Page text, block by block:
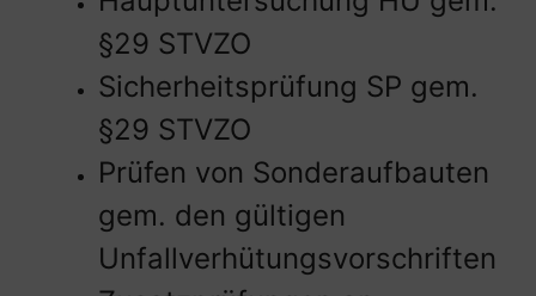
§29 STVZO
Sicherheitsprüfung SP gem.
§29 STVZO
Prüfen von Sonderaufbauten
gem. den gültigen
Unfallverhütungsvorschriften